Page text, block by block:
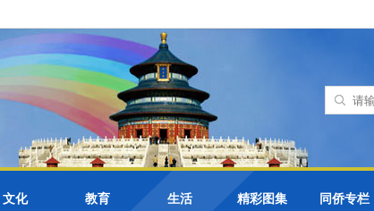
文化 教育 生活 精彩图集 同侨专栏